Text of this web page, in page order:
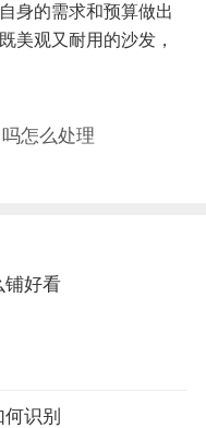
身的需求和预算做出
美观又耐用的沙发，
怎么处理
铺好看
识别